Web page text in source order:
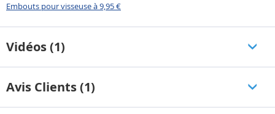
Embouts pour visseuse à 9,95 €
Vidéos (1)
Avis Clients (1)